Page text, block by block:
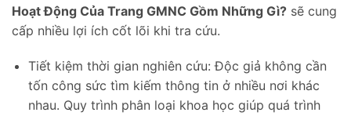
Hoạt Động Của Trang GMNC Gồm Những Gì? sẽ cung
cấp nhiều lợi ích cốt lõi khi tra cứu.
Tiết kiệm thời gian nghiên cứu: Độc giả không cần
tốn công sức tìm kiếm thông tin ở nhiều nơi khác
nhau. Quy trình phân loại khoa học giúp quá trình